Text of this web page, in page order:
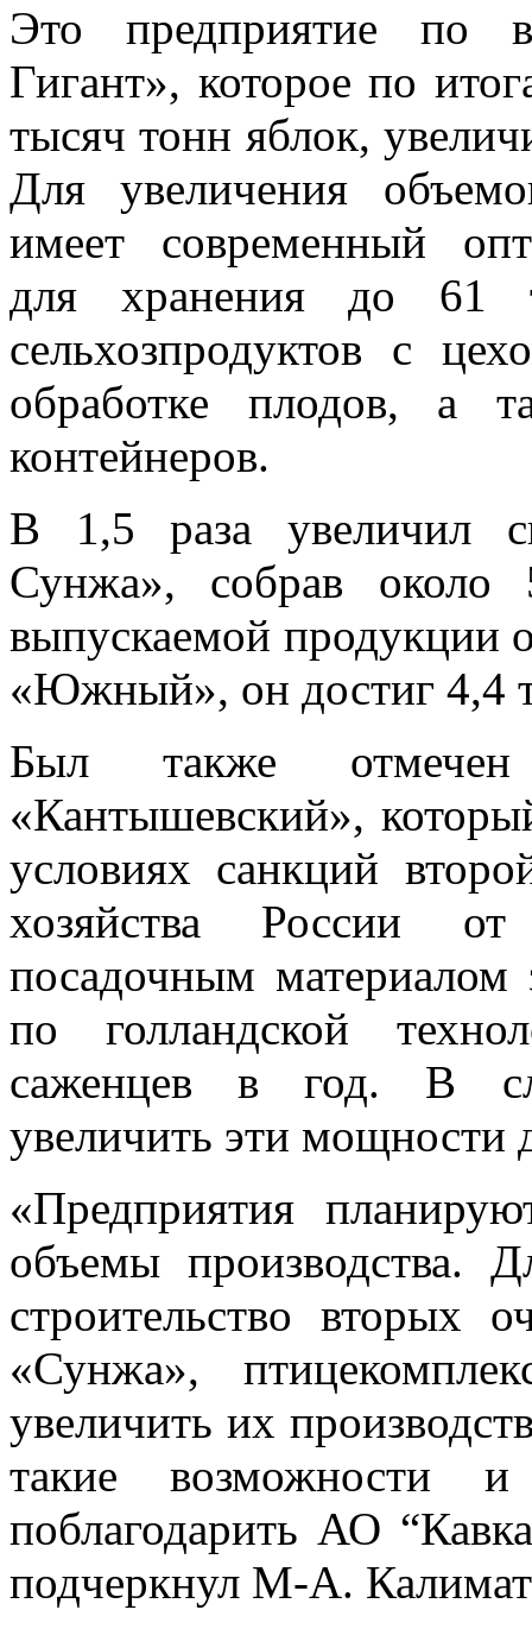
Это предприятие по
Гигант», которое по
тысяч тонн яблок,
Для увеличения
имеет современный
для хранения до 61
сельхозпродуктов с
обработке плодов, а
контейнеров.
В 1,5 раза увеличил
Сунжа», собрав около
выпускаемой продукции
«Южный», он достиг 4,4
Был также
«Кантышевский»,
условиях санкций
хозяйства России
посадочным материалом
по голландской
саженцев в год. В
увеличить эти мощности
«Предприятия
объемы производства.
строительство вторых
«Сунжа»,
увеличить их
такие возможности
поблагодарить АО
подчеркнул М-А.